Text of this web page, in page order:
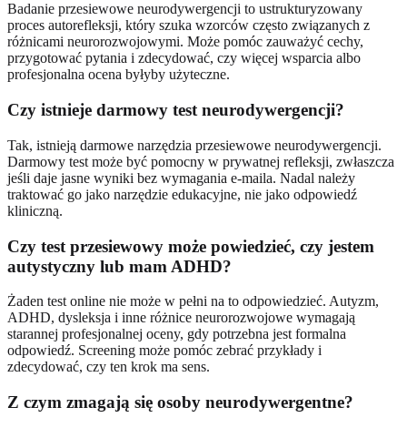
Badanie przesiewowe neurodywergencji to ustrukturyzowany
proces autorefleksji, który szuka wzorców często związanych z
różnicami neurorozwojowymi. Może pomóc zauważyć cechy,
przygotować pytania i zdecydować, czy więcej wsparcia albo
profesjonalna ocena byłyby użyteczne.
Czy istnieje darmowy test neurodywergencji?
Tak, istnieją darmowe narzędzia przesiewowe neurodywergencji.
Darmowy test może być pomocny w prywatnej refleksji, zwłaszcza
jeśli daje jasne wyniki bez wymagania e-maila. Nadal należy
traktować go jako narzędzie edukacyjne, nie jako odpowiedź
kliniczną.
Czy test przesiewowy może powiedzieć, czy jestem
autystyczny lub mam ADHD?
Żaden test online nie może w pełni na to odpowiedzieć. Autyzm,
ADHD, dysleksja i inne różnice neurorozwojowe wymagają
starannej profesjonalnej oceny, gdy potrzebna jest formalna
odpowiedź. Screening może pomóc zebrać przykłady i
zdecydować, czy ten krok ma sens.
Z czym zmagają się osoby neurodywergentne?